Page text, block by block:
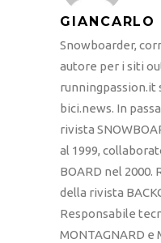
GIANCARLO
Snowboarder,
autore per i siti
runningpassion.it
bici.news. In
rivista
al 1999,
BOARD nel 2000.
della rivista
Responsabile
MONTAGNARD e